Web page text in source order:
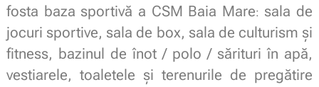
fosta baza sportivă a CSM Baia Mare: sala de
jocuri sportive, sala de box, sala de culturism și
fitness, bazinul de înot / polo / sărituri în apă,
vestiarele, toaletele și terenurile de pregătire